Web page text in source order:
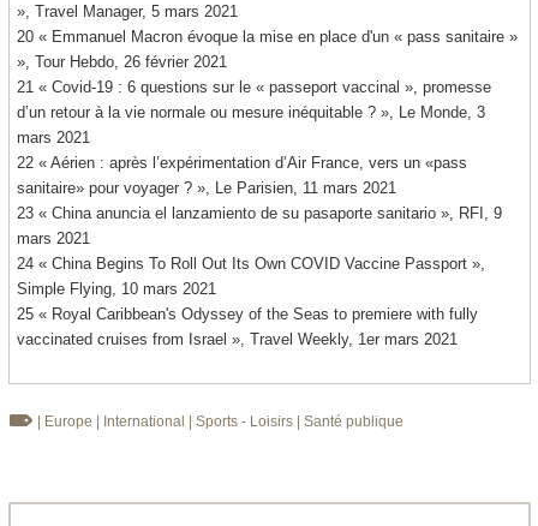
», Travel Manager, 5 mars 2021
20 « Emmanuel Macron évoque la mise en place d'un « pass sanitaire »
», Tour Hebdo, 26 février 2021
21 « Covid-19 : 6 questions sur le « passeport vaccinal », promesse
d’un retour à la vie normale ou mesure inéquitable ? », Le Monde, 3
mars 2021
22 « Aérien : après l’expérimentation d’Air France, vers un «pass
sanitaire» pour voyager ? », Le Parisien, 11 mars 2021
23 « China anuncia el lanzamiento de su pasaporte sanitario », RFI, 9
mars 2021
24 « China Begins To Roll Out Its Own COVID Vaccine Passport »,
Simple Flying, 10 mars 2021
25 « Royal Caribbean's Odyssey of the Seas to premiere with fully
vaccinated cruises from Israel », Travel Weekly, 1er mars 2021
| Europe | International | Sports - Loisirs | Santé publique